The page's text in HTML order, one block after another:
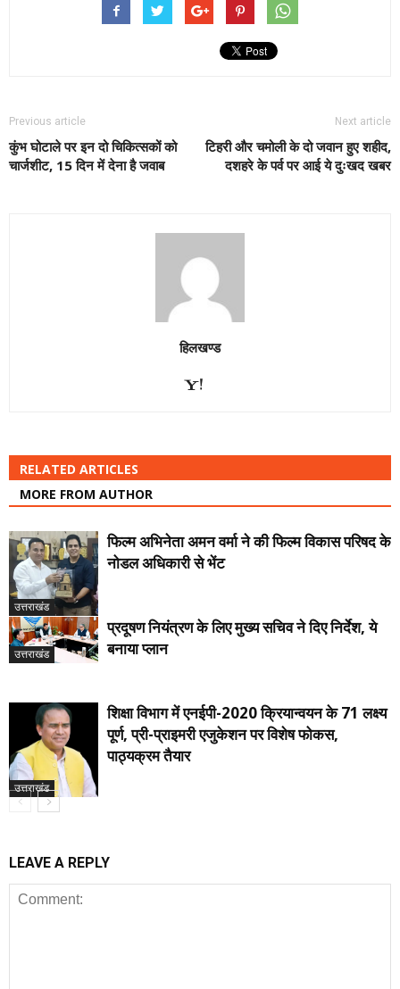
Previous article
कुंभ घोटाले पर इन दो चिकित्सकों को
चार्जशीट, 15 दिन में देना है जवाब
Next article
टिहरी और चमोली के दो जवान हुए शहीद,
दशहरे के पर्व पर आई ये दुःखद खबर
हिलखण्ड
RELATED ARTICLES
MORE FROM AUTHOR
उत्तराखंड
फिल्म अभिनेता अमन वर्मा ने की फिल्म विकास परिषद के
नोडल अधिकारी से भेंट
उत्तराखंड
प्रदूषण नियंत्रण के लिए मुख्य सचिव ने दिए निर्देश, ये
बनाया प्लान
उत्तराखंड
शिक्षा विभाग में एनईपी-2020 क्रियान्वयन के 71 लक्ष्य
पूर्ण, प्री-प्राइमरी एजुकेशन पर विशेष फोकस,
पाठ्यक्रम तैयार
LEAVE A REPLY